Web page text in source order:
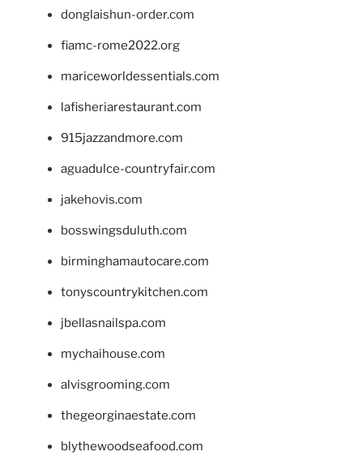
donglaishun-order.com
fiamc-rome2022.org
mariceworldessentials.com
lafisheriarestaurant.com
915jazzandmore.com
aguadulce-countryfair.com
jakehovis.com
bosswingsduluth.com
birminghamautocare.com
tonyscountrykitchen.com
jbellasnailspa.com
mychaihouse.com
alvisgrooming.com
thegeorginaestate.com
blythewoodseafood.com